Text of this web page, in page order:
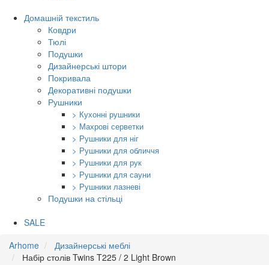
Домашній текстиль
Ковдри
Тюлі
Подушки
Дизайнерські штори
Покривала
Декоративні подушки
Рушники
> Кухонні рушники
> Махрові серветки
> Рушники для ніг
> Рушники для обличчя
> Рушники для рук
> Рушники для сауни
> Рушники лазневі
Подушки на стільці
SALE
Arhome
Дизайнерські меблі
Набір столів Twins T225 / 2 Light Brown